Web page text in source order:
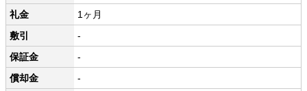
礼金
1ヶ月
敷引
-
保証金
-
償却金
-